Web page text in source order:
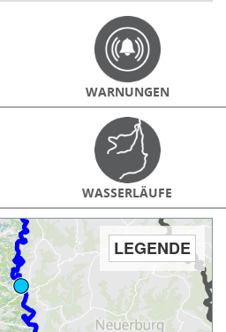
WARNUNGEN
WASSERLÄUFE
LEGENDE